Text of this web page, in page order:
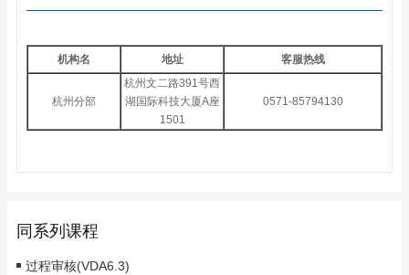
机构名 地址 客服热线
杭州分部
杭州文二路391号西
湖国际科技大厦A座
1501
0571-85794130
同系列课程
过程审核(VDA6.3)